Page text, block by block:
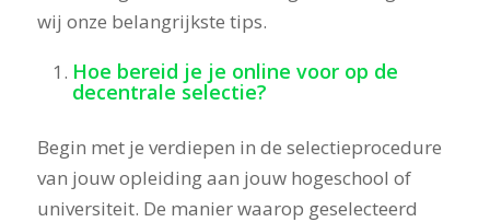
wij onze belangrijkste tips.
Hoe bereid je je online voor op de
decentrale selectie?
Begin met je verdiepen in de selectieprocedure
van jouw opleiding aan jouw hogeschool of
universiteit. De manier waarop geselecteerd